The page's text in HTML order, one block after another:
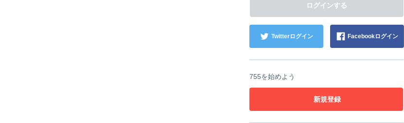
Twitterログイン Facebookログイン
755を始めよう
新規登録